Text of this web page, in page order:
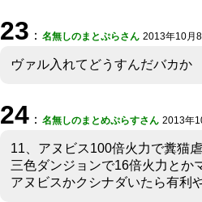
23 ： 名無しのまとぷらさん 2013年10月
ヴァル入れてどうすんだバカか
24 ： 名無しのまとめぷらすさん 2013年
11、アヌビス100倍火力で糞猫
三色ダンジョンで16倍火力とか
アヌビスかクシナダいたら有利